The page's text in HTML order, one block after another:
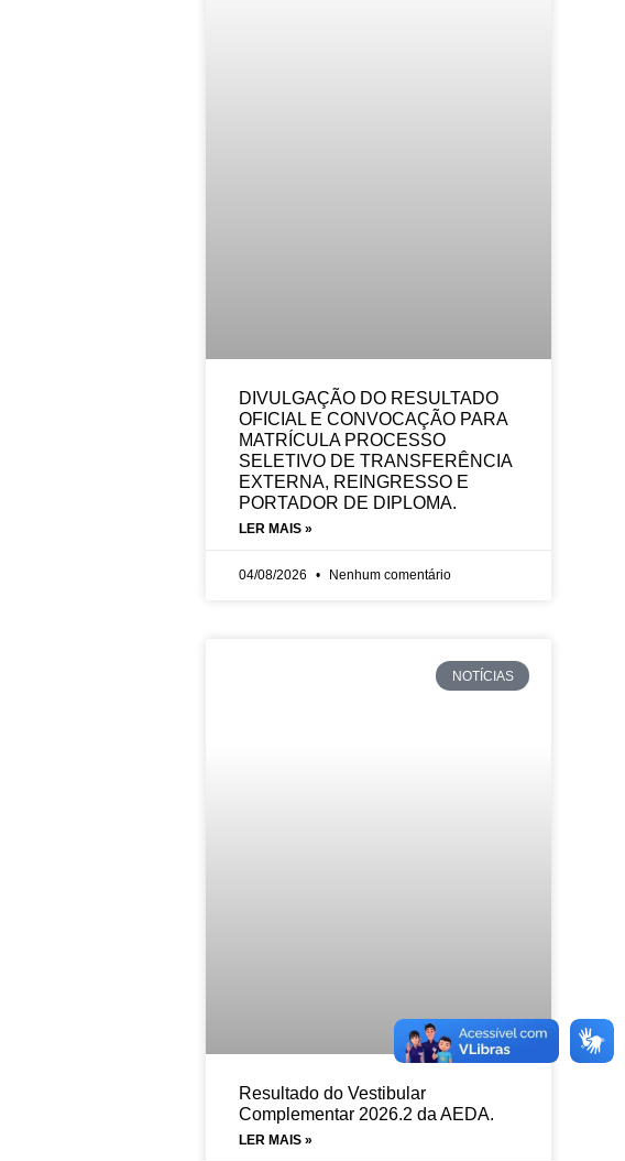
DIVULGAÇÃO DO RESULTADO
OFICIAL E CONVOCAÇÃO PARA
MATRÍCULA PROCESSO
SELETIVO DE TRANSFERÊNCIA
EXTERNA, REINGRESSO E
PORTADOR DE DIPLOMA.
LER MAIS »
04/08/2026 Nenhum comentário
NOTÍCIAS
Resultado do Vestibular
Complementar 2026.2 da AEDA.
LER MAIS »